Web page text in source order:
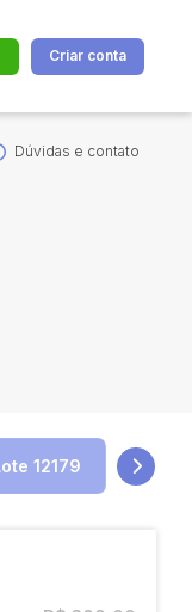
Criar conta
Dúvidas e contato